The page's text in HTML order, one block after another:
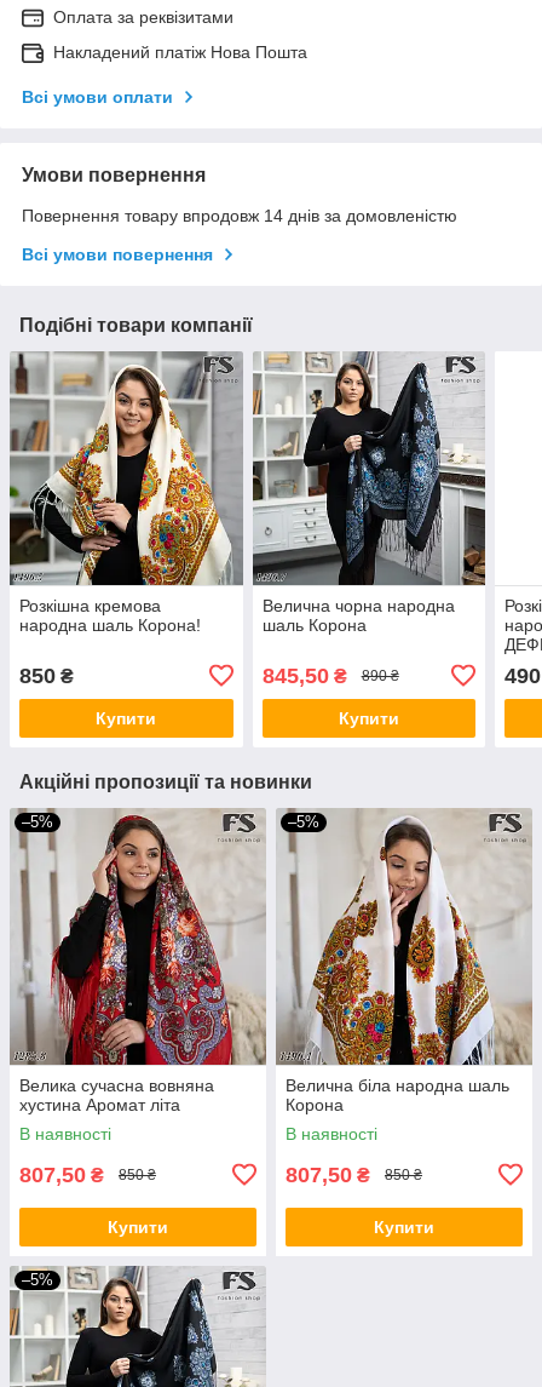
Оплата за реквізитами
Накладений платіж Нова Пошта
Всі умови оплати
Умови повернення
Повернення товару впродовж 14 днів за домовленістю
Всі умови повернення
Подібні товари компанії
Розкішна кремова
народна шаль Корона!
850 ₴
Купити
Велична чорна народна
шаль Корона
845,50₴ 890 ₴
Купити
490
Акційні пропозиції та новинки
–5%
Велика сучасна вовняна
хустина Аромат літа
В наявності
807,50 ₴ 850 ₴
Купити
–5%
Велична біла народна шаль
Корона
В наявності
807,50 ₴ 850 ₴
Купити
–5%